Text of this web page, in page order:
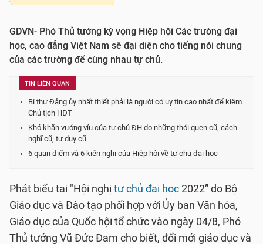
GDVN- Phó Thủ tướng kỳ vọng Hiệp hội Các trường đại
học, cao đẳng Việt Nam sẽ đại diện cho tiếng nói chung
của các trường để cùng nhau tự chủ.
TIN LIÊN QUAN
Bí thư Đảng ủy nhất thiết phải là người có uy tín cao nhất để kiêm
Chủ tịch HĐT
Khó khăn vướng víu của tự chủ ĐH do những thói quen cũ, cách
nghĩ cũ, tư duy cũ
6 quan điểm và 6 kiến nghị của Hiệp hội về tự chủ đại học
Phát biểu tại "Hội nghị tự chủ đại học2022” do Bộ
Giáo dục và Đào tạo phối hợp với Ủy ban Văn hóa,
Giáo dục của Quốc hội tổ chức vào ngày 04/8, Phó
Thủ tướng Vũ Đức Đam cho biết, đổi mới giáo dục và